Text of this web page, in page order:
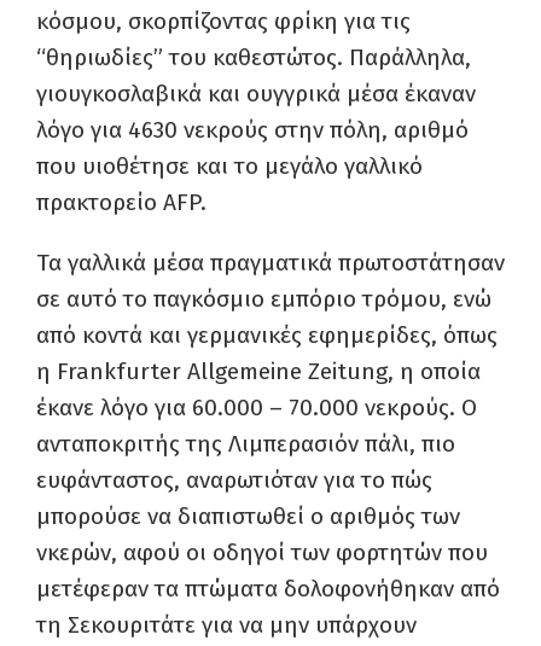
κόσμου, σκορπίζοντας φρίκη για τις
“θηριωδίες” του καθεστώτος. Παράλληλα,
γιουγκοσλαβικά και ουγγρικά μέσα έκαναν
λόγο για 4630 νεκρούς στην πόλη, αριθμό
που υιοθέτησε και το μεγάλο γαλλικό
πρακτορείο AFP.
Τα γαλλικά μέσα πραγματικά πρωτοστάτησαν
σε αυτό το παγκόσμιο εμπόριο τρόμου, ενώ
από κοντά και γερμανικές εφημερίδες, όπως
η Frankfurter Allgemeine Zeitung, η οποία
έκανε λόγο για 60.000 – 70.000 νεκρούς. Ο
ανταποκριτής της Λιμπερασιόν πάλι, πιο
ευφάνταστος, αναρωτιόταν για το πώς
μπορούσε να διαπιστωθεί ο αριθμός των
νκερών, αφού οι οδηγοί των φορτητών που
μετέφεραν τα πτώματα δολοφονήθηκαν από
τη Σεκουριτάτε για να μην υπάρχουν